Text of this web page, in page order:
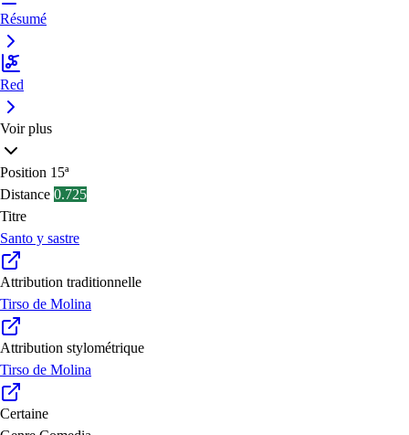
Résumé
Red
Voir plus
Position 15ª
Distance 0.725
Titre
Santo y sastre
Attribution traditionnelle
Tirso de Molina
Attribution stylométrique
Tirso de Molina
Certaine